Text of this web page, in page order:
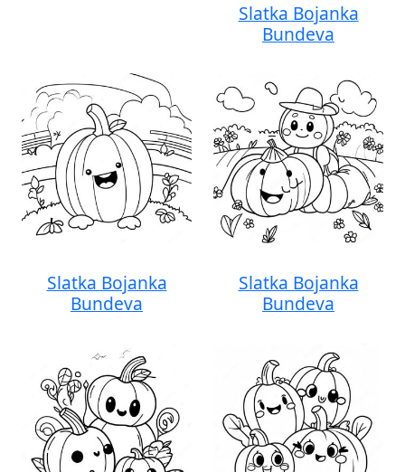
Slatka Bojanka
Bundeva
Slatka Bojanka
Bundeva
Slatka Bojanka
Bundeva